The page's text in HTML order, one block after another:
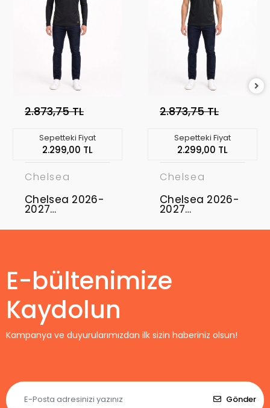
2.873,75 TL
Sepetteki Fiyat
2.299,00 TL
Chelsea
Chelsea 2026-
2027
Concept
2.873,75 TL
Sepetteki Fiyat
2.299,00 TL
Chelsea
Chelsea 2026-
2027
Concept
E-bültenimize
Kaydolun
Kampanya ve duyurularımızdan ilk sizin haberiniz olsun!
Gönder